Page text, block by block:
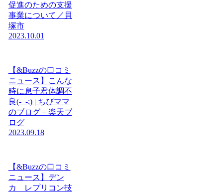
促進のための支援
事業について／貝
塚市
2023.10.01
【&Buzzの口コミ
ニュース】こんな
時に息子君体調不
良(-_-;) | ちびママ
のブログ – 楽天ブ
ログ
2023.09.18
【&Buzzの口コミ
ニュース】デン
カ レプリコン技